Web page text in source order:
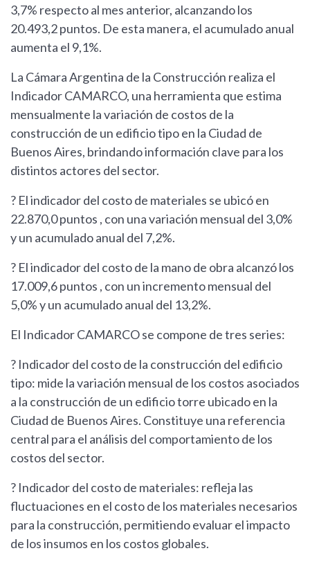
3,7% respecto al mes anterior, alcanzando los
20.493,2 puntos. De esta manera, el acumulado anual
aumenta el 9,1%.
La Cámara Argentina de la Construcción realiza el
Indicador CAMARCO, una herramienta que estima
mensualmente la variación de costos de la
construcción de un edificio tipo en la Ciudad de
Buenos Aires, brindando información clave para los
distintos actores del sector.
? El indicador del costo de materiales se ubicó en
22.870,0 puntos , con una variación mensual del 3,0%
y un acumulado anual del 7,2%.
? El indicador del costo de la mano de obra alcanzó los
17.009,6 puntos , con un incremento mensual del
5,0% y un acumulado anual del 13,2%.
El Indicador CAMARCO se compone de tres series:
? Indicador del costo de la construcción del edificio
tipo: mide la variación mensual de los costos asociados
a la construcción de un edificio torre ubicado en la
Ciudad de Buenos Aires. Constituye una referencia
central para el análisis del comportamiento de los
costos del sector.
? Indicador del costo de materiales: refleja las
fluctuaciones en el costo de los materiales necesarios
para la construcción, permitiendo evaluar el impacto
de los insumos en los costos globales.